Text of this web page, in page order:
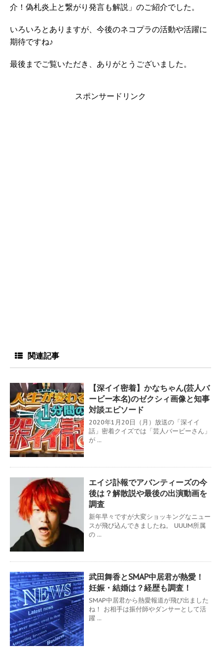
介！偽札炎上と繋がり発言も解説」のご紹介でした。
いろいろとありますが、今後のネコプラの活動や活躍に
期待ですね♪
最後までご覧いただき、ありがとうございました。
スポンサードリンク
関連記事
【深イイ密着】かなちゃん(芸人バ
ービー本名)のゼクシィ画像と知事
対談エピソード
2020年1月20日（月）放送の「深イイ
話」密着クイズでは「芸人バービーさん」
が ...
エイジ訃報でアバンティーズの今
後は？解散説や最後の出演動画を
調査
新年早々ですが大変ショッキングなニュー
スが飛び込んできましたね。 UUUM所属
の ...
武田舞香とSMAP中居君が熱愛！
妊娠・結婚は？経歴も調査！
SMAP中居君から熱愛報道が飛び出ました
ね！ お相手は振付師やダンサーとして活
躍 ...